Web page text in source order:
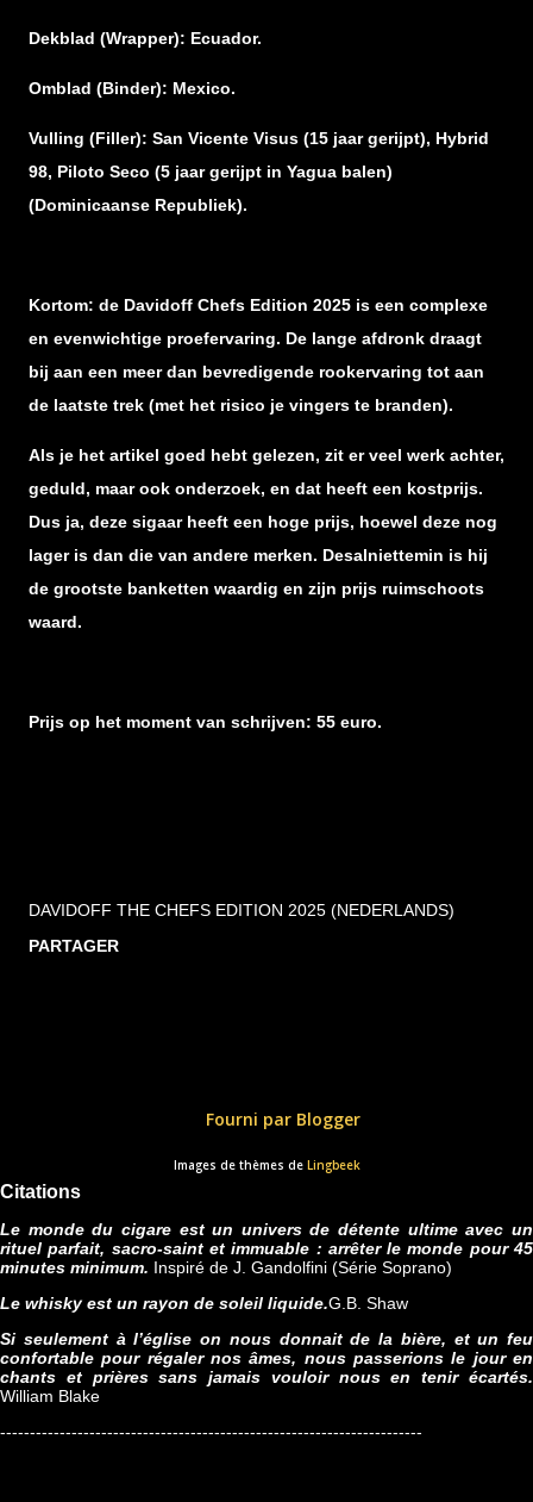
Dekblad (Wrapper): Ecuador.
Omblad (Binder): Mexico.
Vulling (Filler): San Vicente Visus (15 jaar gerijpt), Hybrid
98, Piloto Seco (5 jaar gerijpt in Yagua balen)
(Dominicaanse Republiek).
Kortom: de Davidoff Chefs Edition 2025 is een complexe
en evenwichtige proefervaring. De lange afdronk draagt
bij aan een meer dan bevredigende rookervaring tot aan
de laatste trek (met het risico je vingers te branden).
Als je het artikel goed hebt gelezen, zit er veel werk achter,
geduld, maar ook onderzoek, en dat heeft een kostprijs.
Dus ja, deze sigaar heeft een hoge prijs, hoewel deze nog
lager is dan die van andere merken. Desalniettemin is hij
de grootste banketten waardig en zijn prijs ruimschoots
waard.
Prijs op het moment van schrijven: 55 euro.
DAVIDOFF THE CHEFS EDITION 2025 (NEDERLANDS)
PARTAGER
Fourni par Blogger
Images de thèmes de Lingbeek
Citations
Le monde du cigare est un univers de détente ultime avec un
rituel parfait, sacro-saint et immuable : arrêter le monde pour 45
minutes minimum. Inspiré de J. Gandolfini (Série Soprano)
Le whisky est un rayon de soleil liquide.G.B. Shaw
Si seulement à l’église on nous donnait de la bière, et un feu
confortable pour régaler nos âmes, nous passerions le jour en
chants et prières sans jamais vouloir nous en tenir écartés.
William Blake
-----------------------------------------------------------------------